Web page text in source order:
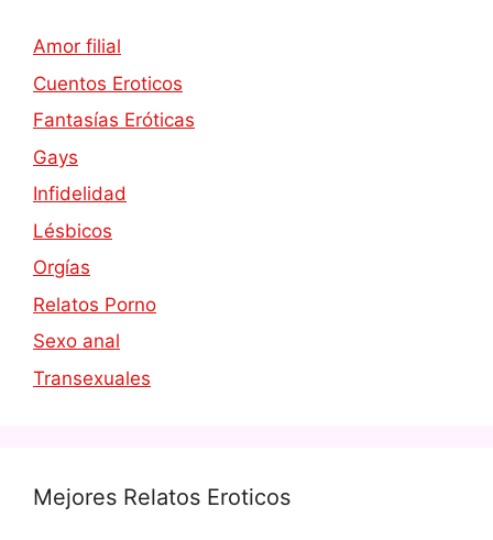
Amor filial
Cuentos Eroticos
Fantasías Eróticas
Gays
Infidelidad
Lésbicos
Orgías
Relatos Porno
Sexo anal
Transexuales
Mejores Relatos Eroticos